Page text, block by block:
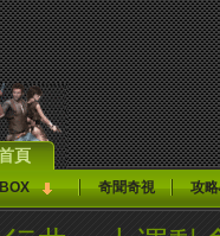
頁
奇聞奇視 攻